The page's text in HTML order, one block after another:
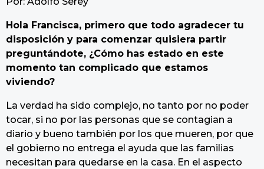
g
Hola Francisca, primero que todo agradecer tu
disposición y para comenzar quisiera partir
preguntándote, ¿Cómo has estado en este
momento tan complicado que estamos
viviendo?
La verdad ha sido complejo, no tanto por no poder
tocar, si no por las personas que se contagian a
diario y bueno también por los que mueren, por que
el gobierno no entrega el ayuda que las familias
necesitan para quedarse en la casa. En el aspecto